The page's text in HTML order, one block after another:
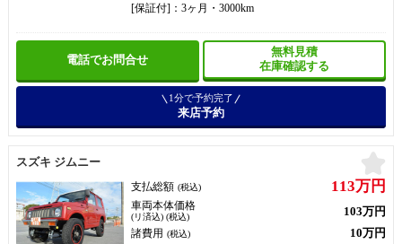
[保証付]：3ヶ月・3000km
電話でお問合せ
無料見積
在庫確認する
1分で予約完了
来店予約
スズキ ジムニー
支払総額 (税込) 113万円
車両本体価格
(リ済込) (税込) 103万円
諸費用 (税込) 10万円